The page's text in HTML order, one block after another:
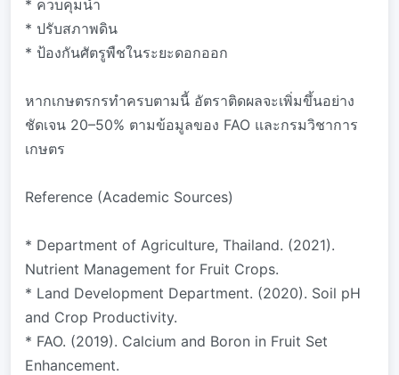
* ควบคุมน้ำ
* ปรับสภาพดิน
* ป้องกันศัตรูพืชในระยะดอกออก
หากเกษตรกรทำครบตามนี้ อัตราติดผลจะเพิ่มขึ้นอย่าง
ชัดเจน 20–50% ตามข้อมูลของ FAO และกรมวิชาการ
เกษตร
Reference (Academic Sources)
* Department of Agriculture, Thailand. (2021).
Nutrient Management for Fruit Crops.
* Land Development Department. (2020). Soil pH
and Crop Productivity.
* FAO. (2019). Calcium and Boron in Fruit Set
Enhancement.